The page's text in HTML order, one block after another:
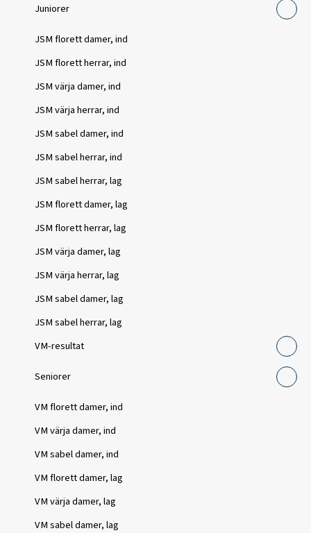
Juniorer
JSM florett damer, ind
JSM florett herrar, ind
JSM värja damer, ind
JSM värja herrar, ind
JSM sabel damer, ind
JSM sabel herrar, ind
JSM sabel herrar, lag
JSM florett damer, lag
JSM florett herrar, lag
JSM värja damer, lag
JSM värja herrar, lag
JSM sabel damer, lag
JSM sabel herrar, lag
VM-resultat
Seniorer
VM florett damer, ind
VM värja damer, ind
VM sabel damer, ind
VM florett damer, lag
VM värja damer, lag
VM sabel damer, lag